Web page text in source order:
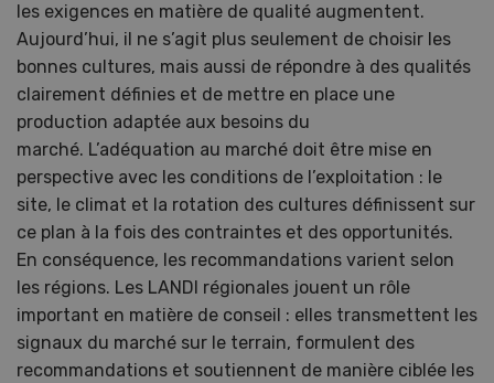
les exigences en matière de qualité augmentent.
Aujourd’hui, il ne s’agit plus seulement de choisir les
bonnes cultures, mais aussi de répondre à des qualités
clairement définies et de mettre en place une
production adaptée aux besoins du
marché. L’adéquation au marché doit être mise en
perspective avec les conditions de l’exploitation : le
site, le climat et la rotation des cultures définissent sur
ce plan à la fois des contraintes et des opportunités.
En conséquence, les recommandations varient selon
les régions. Les LANDI régionales jouent un rôle
important en matière de conseil : elles transmettent les
signaux du marché sur le terrain, formulent des
recommandations et soutiennent de manière ciblée les